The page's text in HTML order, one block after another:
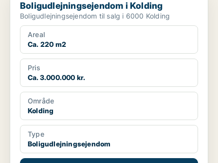
Boligudlejningsejendom i Kolding
Boligudlejningsejendom til salg i 6000 Kolding
Areal
Ca. 220 m2
Pris
Ca. 3.000.000 kr.
Område
Kolding
Type
Boligudlejningsejendom